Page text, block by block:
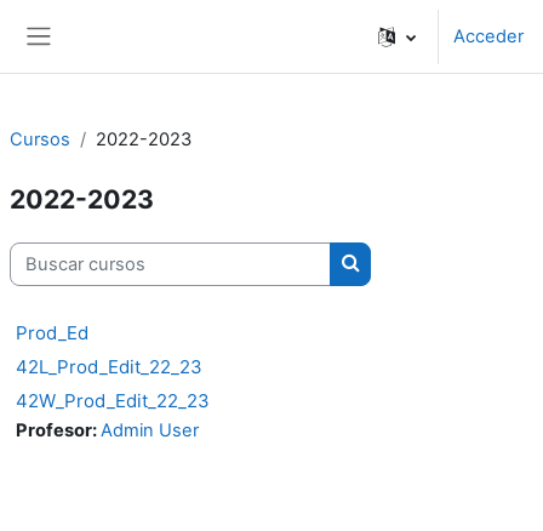
Acceder
Cursos 2022-2023
2022-2023
Buscar cursos
Buscar cursos
Prod_Ed
42L_Prod_Edit_22_23
42W_Prod_Edit_22_23
Profesor:Admin User